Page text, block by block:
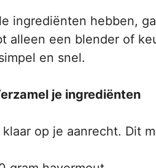
ingrediënten hebben,
alleen een blender of
en snel.
je ingrediënten
klaar op je aanrecht. Dit